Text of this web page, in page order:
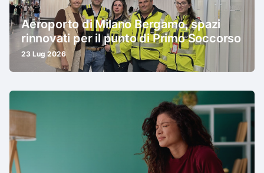
Aeroporto di Milano Bergamo, spazi
rinnovati per il punto di Primo Soccorso
23 Lug 2026